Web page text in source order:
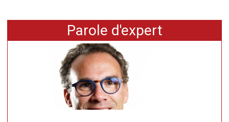
Parole d'expert